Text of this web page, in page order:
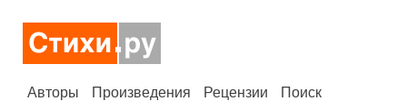
Авторы Произведения Рецензии
Поиск